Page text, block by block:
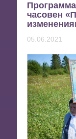
часовен
05.06.2021